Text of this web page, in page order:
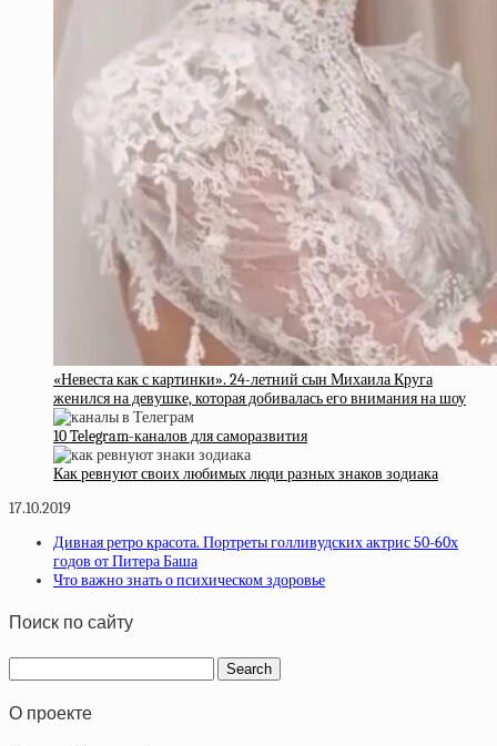
«Невеста как с картинки». 24-летний сын Михаила Круга
женился на девушке, которая добивалась его внимания на шоу
10 Telegram-каналов для саморазвития
Как ревнуют своих любимых люди разных знаков зодиака
17.10.2019
Дивная ретро красота. Портреты голливудских актрис 50-60х
годов от Питера Баша
Что важно знать о психическом здоровье
Поиск по сайту
О проекте